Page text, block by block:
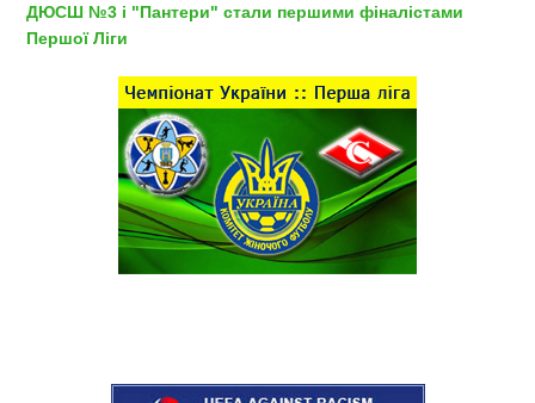
ДЮСШ №3 і "Пантери" стали першими фіналістами
Першої Ліги